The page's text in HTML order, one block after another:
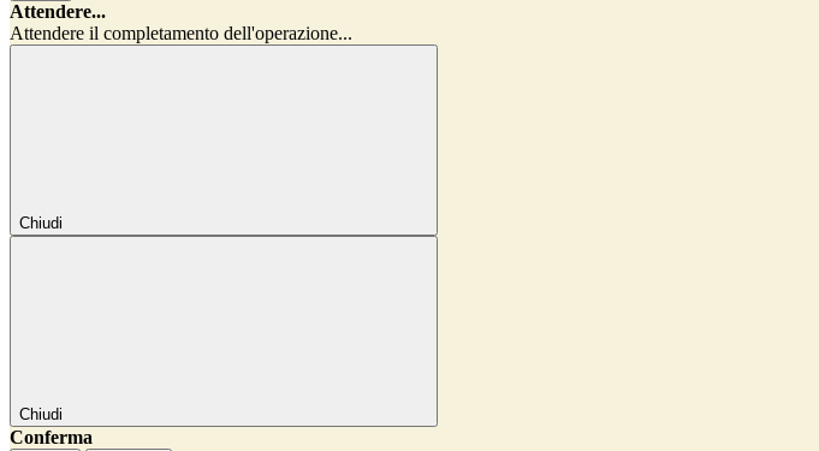
Attendere...
Attendere il completamento dell'operazione...
Chiudi
Chiudi
Conferma